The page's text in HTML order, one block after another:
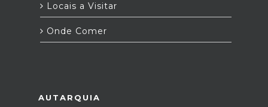
Locais a Visitar
Onde Comer
AUTARQUIA